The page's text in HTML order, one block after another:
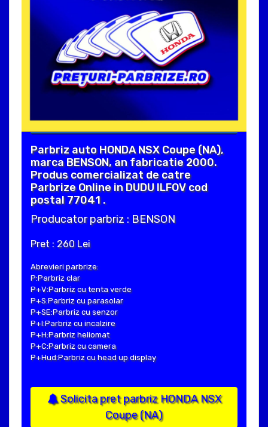
Parbriz auto HONDA NSX Coupe (NA),
marca BENSON, an fabricatie 2000.
Produs comercializat de catre
Parbrize Online in DUDU ILFOV cod
postal 77041 .
Producator parbriz : BENSON
Pret : 260 Lei
Abrevieri parbrize:
P:Parbriz clar
P+V:Parbriz cu tenta verde
P+S:Parbriz cu parasolar
P+SE:Parbriz cu senzor
P+I:Parbriz cu incalzire
P+H:Parbriz heliomat
P+C:Parbriz cu camera
P+Hud:Parbriz cu head up display
Solicita pret parbriz HONDA NSX
Coupe (NA)